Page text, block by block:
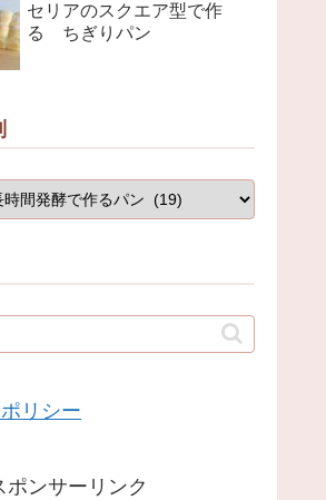
セリアのスクエア型で作
る ちぎりパン
リシー
ポンサーリンク